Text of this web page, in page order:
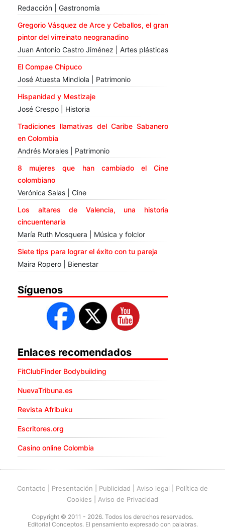
Redacción | Gastronomía
Gregorio Vásquez de Arce y Ceballos, el gran
pintor del virreinato neogranadino
Juan Antonio Castro Jiménez | Artes plásticas
El Compae Chipuco
José Atuesta Mindiola | Patrimonio
Hispanidad y Mestizaje
José Crespo | Historia
Tradiciones llamativas del Caribe Sabanero
en Colombia
Andrés Morales | Patrimonio
8 mujeres que han cambiado el Cine
colombiano
Verónica Salas | Cine
Los altares de Valencia, una historia
cincuentenaria
María Ruth Mosquera | Música y folclor
Siete tips para lograr el éxito con tu pareja
Maira Ropero | Bienestar
Síguenos
Enlaces recomendados
FitClubFinder Bodybuilding
NuevaTribuna.es
Revista Afribuku
Escritores.org
Casino online Colombia
Contacto Presentación Publicidad Aviso legal
Política de
Cookies
Aviso de Privacidad
Copyright © 2011 - 2026. Todos los derechos reservados.
Editorial Conceptos. El pensamiento expresado con palabras.